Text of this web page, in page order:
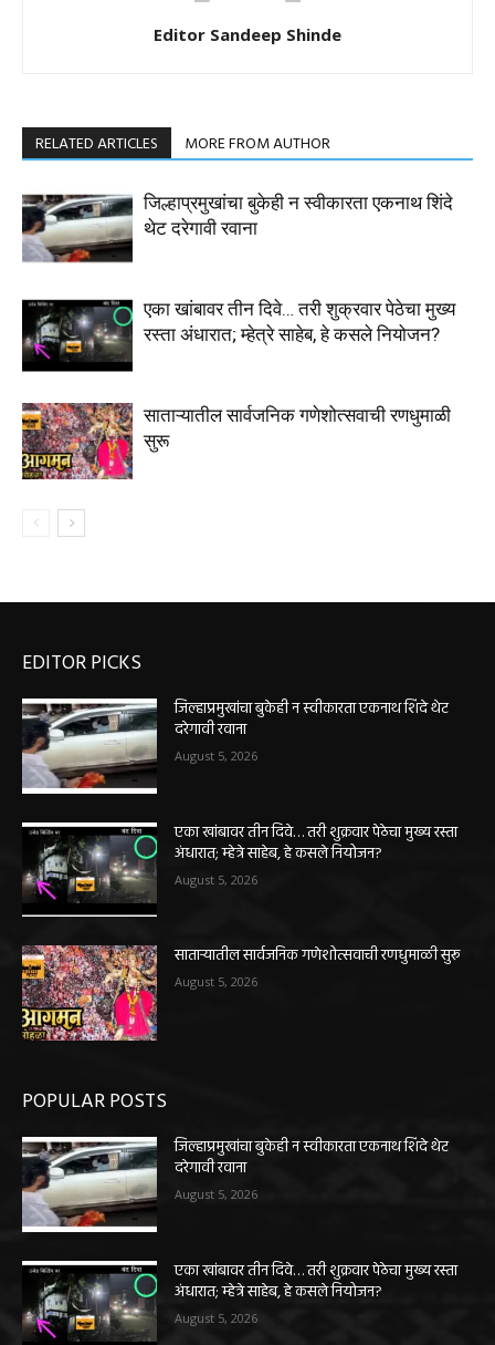
Editor Sandeep Shinde
RELATED ARTICLES MORE FROM AUTHOR
जिल्हाप्रमुखांचा बुकेही न स्वीकारता एकनाथ शिंदे
थेट दरेगावी रवाना
एका खांबावर तीन दिवे… तरी शुक्रवार पेठेचा मुख्य
रस्ता अंधारात; म्हेत्रे साहेब, हे कसले नियोजन?
साताऱ्यातील सार्वजनिक गणेशोत्सवाची रणधुमाळी
सुरू
EDITOR PICKS
जिल्हाप्रमुखांचा बुकेही न स्वीकारता एकनाथ शिंदे थेट
दरेगावी रवाना
August 5, 2026
एका खांबावर तीन दिवे… तरी शुक्रवार पेठेचा मुख्य रस्ता
अंधारात; म्हेत्रे साहेब, हे कसले नियोजन?
August 5, 2026
साताऱ्यातील सार्वजनिक गणेशोत्सवाची रणधुमाळी सुरू
August 5, 2026
POPULAR POSTS
जिल्हाप्रमुखांचा बुकेही न स्वीकारता एकनाथ शिंदे थेट
दरेगावी रवाना
August 5, 2026
एका खांबावर तीन दिवे… तरी शुक्रवार पेठेचा मुख्य रस्ता
अंधारात; म्हेत्रे साहेब, हे कसले नियोजन?
August 5, 2026